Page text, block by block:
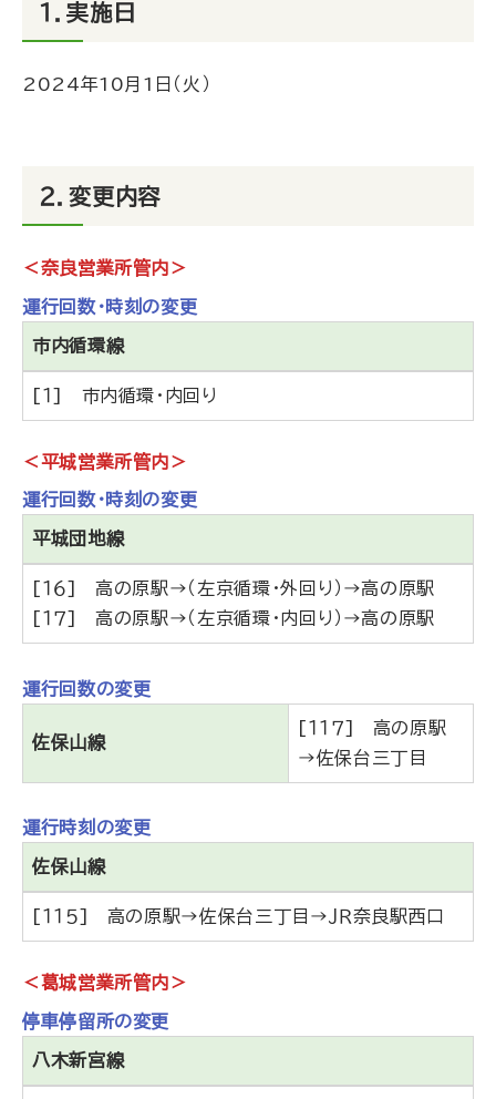
１．実施日
2024年10月1日（火）
２．変更内容
＜奈良営業所管内＞
運行回数・時刻の変更
市内循環線
[１] 市内循環・内回り
＜平城営業所管内＞
運行回数・時刻の変更
平城団地線
[１６] 高の原駅→（左京循環・外回り）→高の原駅
[１７] 高の原駅→（左京循環・内回り）→高の原駅
運行回数の変更
佐保山線
[１１７] 高の原駅
→佐保台三丁目
運行時刻の変更
佐保山線
[１１５] 高の原駅→佐保台三丁目→ＪＲ奈良駅西口
＜葛城営業所管内＞
停車停留所の変更
八木新宮線